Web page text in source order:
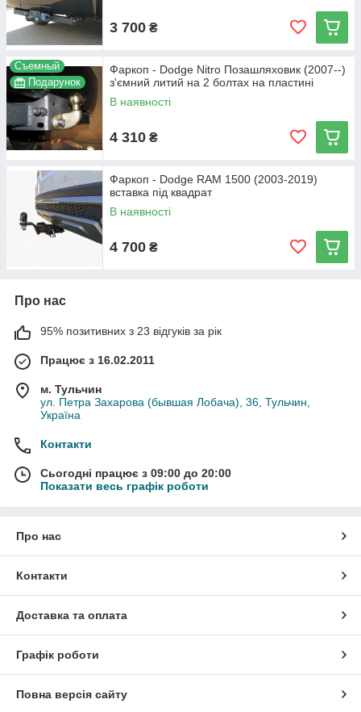
3 700 ₴
Съемный
Подарунок
Фаркоп - Dodge Nitro Позашляховик (2007--)
з'ємний литий на 2 болтах на пластині
В наявності
4 310 ₴
Фаркоп - Dodge RAM 1500 (2003-2019)
вставка під квадрат
В наявності
4 700 ₴
Про нас
95% позитивних з 23 відгуків за рік
Працює з 16.02.2011
м. Тульчин
ул. Петра Захарова (бывшая Лобача), 36, Тульчин,
Україна
Контакти
Сьогодні працює з 09:00 до 20:00
Показати весь графік роботи
Про нас
Контакти
Доставка та оплата
Графік роботи
Повна версія сайту